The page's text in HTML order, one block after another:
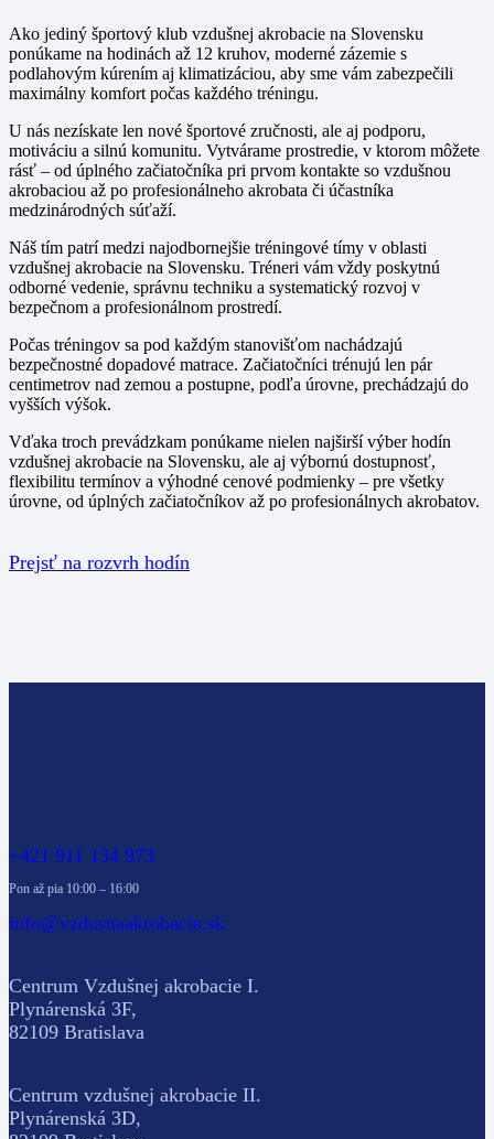
Ako jediný športový klub vzdušnej akrobacie na Slovensku
ponúkame na hodinách až 12 kruhov, moderné zázemie s
podlahovým kúrením aj klimatizáciou, aby sme vám zabezpečili
maximálny komfort počas každého tréningu.
U nás nezískate len nové športové zručnosti, ale aj podporu,
motiváciu a silnú komunitu. Vytvárame prostredie, v ktorom môžete
rásť – od úplného začiatočníka pri prvom kontakte so vzdušnou
akrobaciou až po profesionálneho akrobata či účastníka
medzinárodných súťaží.
Náš tím patrí medzi najodbornejšie tréningové tímy v oblasti
vzdušnej akrobacie na Slovensku. Tréneri vám vždy poskytnú
odborné vedenie, správnu techniku a systematický rozvoj v
bezpečnom a profesionálnom prostredí.
Počas tréningov sa pod každým stanovišťom nachádzajú
bezpečnostné dopadové matrace. Začiatočníci trénujú len pár
centimetrov nad zemou a postupne, podľa úrovne, prechádzajú do
vyšších výšok.
Vďaka troch prevádzkam ponúkame nielen najširší výber hodín
vzdušnej akrobacie na Slovensku, ale aj výbornú dostupnosť,
flexibilitu termínov a výhodné cenové podmienky – pre všetky
úrovne, od úplných začiatočníkov až po profesionálnych akrobatov.
Prejsť na rozvrh hodín
+421 911 134 973
Pon až pia 10:00 – 16:00
info@vzdusnaakrobacia.sk
Centrum Vzdušnej akrobacie I.
Plynárenská 3F,
82109 Bratislava
Centrum vzdušnej akrobacie II.
Plynárenská 3D,